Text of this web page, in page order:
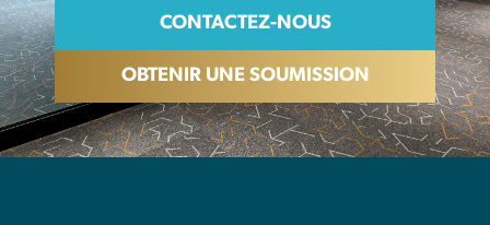
CONTACTEZ-NOUS
OBTENIR UNE SOUMISSION